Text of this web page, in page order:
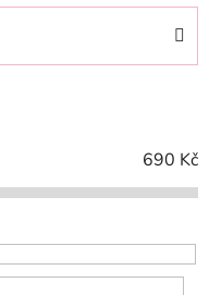
690 Kč